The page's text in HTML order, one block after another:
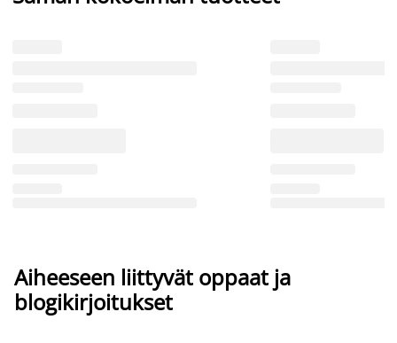
Aiheeseen liittyvät oppaat ja
blogikirjoitukset